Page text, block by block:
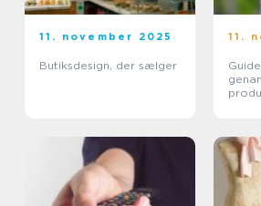
11. november 2025
Butiksdesign, der sælger
11.